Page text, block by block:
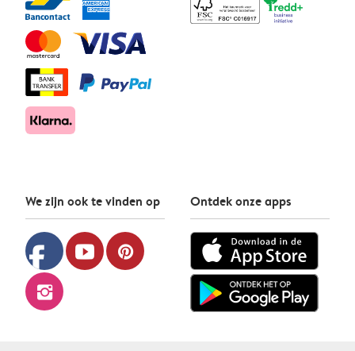
We zijn ook te vinden op
facebook youtube pinterest
instagram
Ontdek onze apps